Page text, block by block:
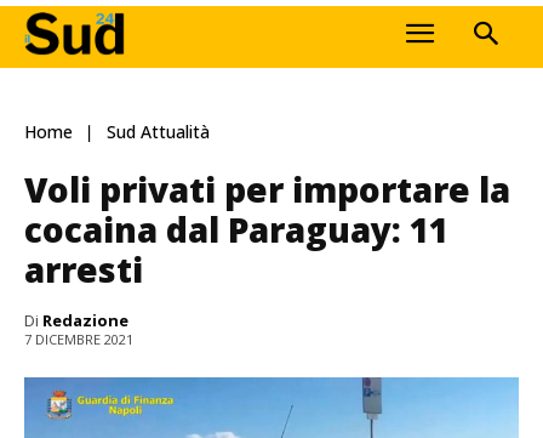
Home Sud Attualità
Voli privati per importare la
cocaina dal Paraguay: 11
arresti
Di Redazione
7 DICEMBRE 2021